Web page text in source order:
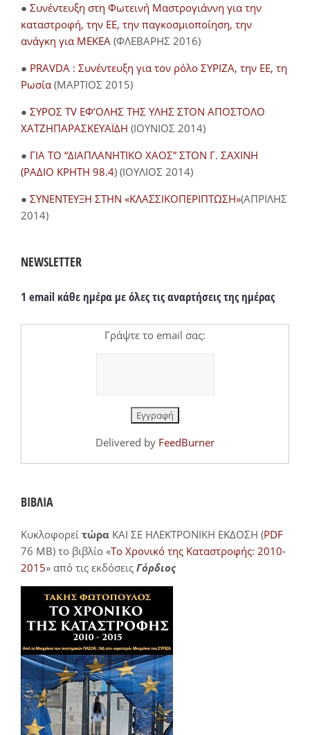
● Συνέντευξη στη Φωτεινή Μαστρογιάννη για την
καταστροφή, την ΕΕ, την παγκοσμιοποίηση, την
ανάγκη για ΜΕΚΕΑ (ΦΛΕΒΑΡΗΣ 2016)
● PRAVDA : Συνέντευξη για τον ρόλο ΣΥΡΙΖΑ, την ΕΕ, τη
Ρωσία (ΜΑΡΤΙΟΣ 2015)
● ΣΥΡΟΣ TV ΕΦ’ΟΛΗΣ ΤΗΣ ΥΛΗΣ ΣΤΟΝ ΑΠΟΣΤΟΛΟ
ΧΑΤΖΗΠΑΡΑΣΚΕΥΑΪΔΗ (ΙΟΥΝΙΟΣ 2014)
● ΓΙΑ ΤΟ “ΔΙΑΠΛΑΝΗΤΙΚΟ ΧΑΟΣ” ΣΤΟΝ Γ. ΣΑΧΙΝΗ
(ΡΑΔΙΟ ΚΡΗΤΗ 98.4) (ΙΟΥΛΙΟΣ 2014)
● ΣΥΝΕΝΤΕΥΞΗ ΣΤΗΝ «ΚΛΑΣΣΙΚΟΠΕΡΙΠΤΩΣΗ»(ΑΠΡΙΛΗΣ
2014)
NEWSLETTER
1 email κάθε ημέρα με όλες τις αναρτήσεις της ημέρας
Γράψτε το email σας:
Delivered by FeedBurner
ΒΙΒΛΙΑ
Κυκλοφορεί τώρα ΚΑΙ ΣΕ ΗΛΕΚΤΡΟΝΙΚΗ ΕΚΔΟΣΗ (PDF
76 MB) το βιβλίο «Το Χρονικό της Καταστροφής: 2010-
2015» από τις εκδόσεις Γόρδιος